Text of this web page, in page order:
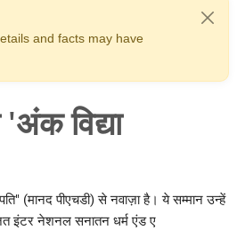
and facts may have
'अंक विद्या
(मानद पीएचडी) से नवाज़ा है। ये सम्मान उन्हें
इंटर नेशनल सनातन धर्म एंड ए